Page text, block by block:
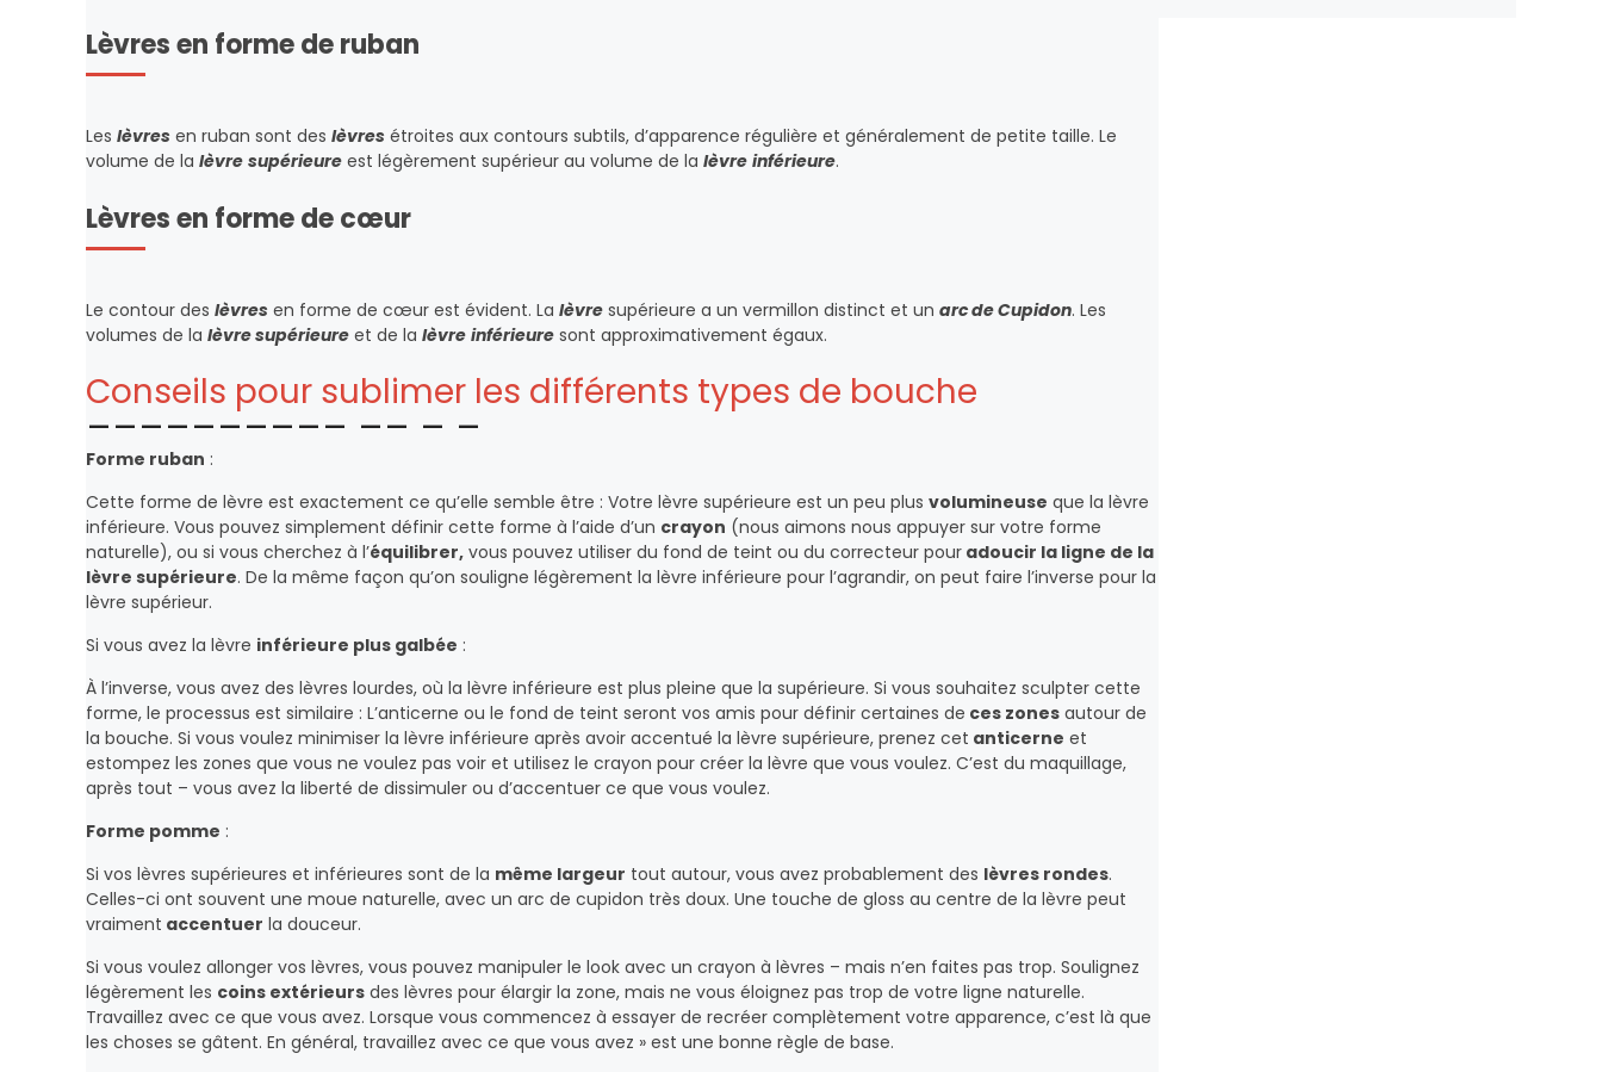
Lèvres en forme de ruban
Les lèvres en ruban sont des lèvres étroites aux contours subtils, d’apparence régulière et généralement de petite taille. Le
volume de la lèvre supérieure est légèrement supérieur au volume de la lèvre inférieure.
Lèvres en forme de cœur
Le contour des lèvres en forme de cœur est évident. La lèvre supérieure a un vermillon distinct et un arc de Cupidon. Les
volumes de la lèvre supérieure et de la lèvre inférieure sont approximativement égaux.
Conseils pour sublimer les différents types de bouche
Forme ruban :
Cette forme de lèvre est exactement ce qu’elle semble être : Votre lèvre supérieure est un peu plus volumineuse que la lèvre
inférieure. Vous pouvez simplement définir cette forme à l’aide d’un crayon (nous aimons nous appuyer sur votre forme
naturelle), ou si vous cherchez à l’équilibrer, vous pouvez utiliser du fond de teint ou du correcteur pour adoucir la ligne de la
lèvre supérieure. De la même façon qu’on souligne légèrement la lèvre inférieure pour l’agrandir, on peut faire l’inverse pour la
lèvre supérieur.
Si vous avez la lèvre inférieure plus galbée :
À l’inverse, vous avez des lèvres lourdes, où la lèvre inférieure est plus pleine que la supérieure. Si vous souhaitez sculpter cette
forme, le processus est similaire : L’anticerne ou le fond de teint seront vos amis pour définir certaines de ces zones autour de
la bouche. Si vous voulez minimiser la lèvre inférieure après avoir accentué la lèvre supérieure, prenez cet anticerne et
estompez les zones que vous ne voulez pas voir et utilisez le crayon pour créer la lèvre que vous voulez. C’est du maquillage,
après tout – vous avez la liberté de dissimuler ou d’accentuer ce que vous voulez.
Forme pomme :
Si vos lèvres supérieures et inférieures sont de la même largeur tout autour, vous avez probablement des lèvres rondes.
Celles-ci ont souvent une moue naturelle, avec un arc de cupidon très doux. Une touche de gloss au centre de la lèvre peut
vraiment accentuer la douceur.
Si vous voulez allonger vos lèvres, vous pouvez manipuler le look avec un crayon à lèvres – mais n’en faites pas trop. Soulignez
légèrement les coins extérieurs des lèvres pour élargir la zone, mais ne vous éloignez pas trop de votre ligne naturelle.
Travaillez avec ce que vous avez. Lorsque vous commencez à essayer de recréer complètement votre apparence, c’est là que
les choses se gâtent. En général, travaillez avec ce que vous avez » est une bonne règle de base.